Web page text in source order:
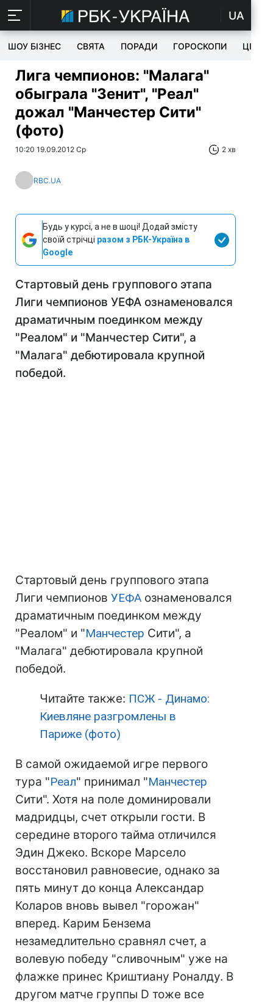
UA
ШОУ БІЗНЕС СВЯТА ПОРАДИ ГОРОСКОПИ ЦІКАВЕ
Лига чемпионов: "Малага"
обыграла "Зенит", "Реал"
дожал "Манчестер Сити"
(фото)
10:20 19.09.2012 Ср 2 хв
RBC.UA
Будь у курсі, а не в шоці! Додай змісту
своїй стрічці разом з РБК-Україна в
Google
Стартовый день группового этапа
Лиги чемпионов УЕФА ознаменовался
драматичным поединком между
"Реалом" и "Манчестер Сити", а
"Малага" дебютировала крупной
победой.
Стартовый день группового этапа
Лиги чемпионов УЕФА ознаменовался
драматичным поединком между
"Реалом" и "Манчестер Сити", а
"Малага" дебютировала крупной
победой.
Читайте также: ПСЖ - Динамо:
Киевляне разгромлены в
Париже (фото)
В самой ожидаемой игре первого
тура "Реал" принимал "Манчестер
Сити". Хотя на поле доминировали
мадридцы, счет открыли гости. В
середине второго тайма отличился
Эдин Джеко. Вскоре Марсело
восстановил равновесие, однако за
пять минут до конца Александар
Коларов вновь вывел "горожан"
вперед. Карим Бензема
незамедлительно сравнял счет, а
волевую победу "сливочным" уже на
флажке принес Криштиану Роналду. В
другом матче группы D тоже все